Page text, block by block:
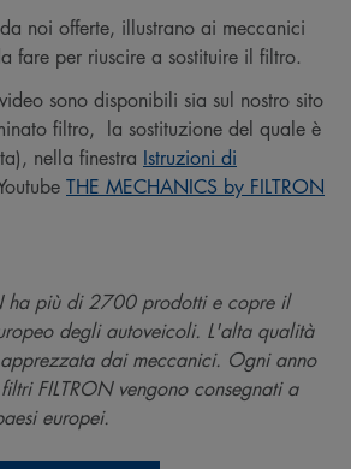
noi offerte, illustrano ai meccanici
fare per riuscire a sostituire il filtro.
sono disponibili sia sul nostro sito
filtro, la sostituzione del quale è
nella finestra Istruzioni di
THE MECHANICS by FILTRON
ha più di 2700 prodotti e copre il
degli autoveicoli. L'alta qualità
dai meccanici. Ogni anno
FILTRON vengono consegnati a
europei.